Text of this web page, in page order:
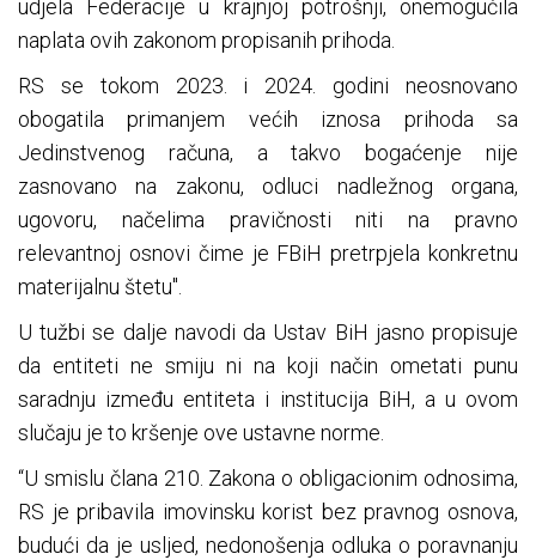
udjela Federacije u krajnjoj potrošnji, onemogućila
naplata ovih zakonom propisanih prihoda.
RS se tokom 2023. i 2024. godini neosnovano
obogatila primanjem većih iznosa prihoda sa
Jedinstvenog računa, a takvo bogaćenje nije
zasnovano na zakonu, odluci nadležnog organa,
ugovoru, načelima pravičnosti niti na pravno
relevantnoj osnovi čime je FBiH pretrpjela konkretnu
materijalnu štetu".
U tužbi se dalje navodi da Ustav BiH jasno propisuje
da entiteti ne smiju ni na koji način ometati punu
saradnju između entiteta i institucija BiH, a u ovom
slučaju je to kršenje ove ustavne norme.
“U smislu člana 210. Zakona o obligacionim odnosima,
RS je pribavila imovinsku korist bez pravnog osnova,
budući da je usljed, nedonošenja odluka o poravnanju